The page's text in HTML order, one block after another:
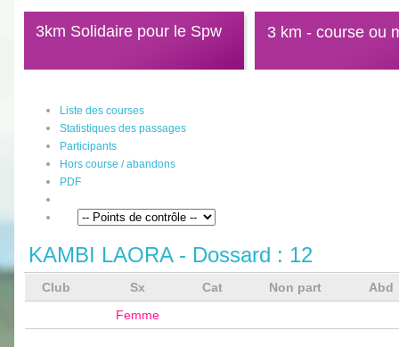
3km Solidaire pour le Spw 3 km - course ou
Liste des courses
Statistiques des passages
Participants
Hors course / abandons
PDF
KAMBI LAORA- Dossard : 12
Club Sx Cat Non part
Abd
Femme